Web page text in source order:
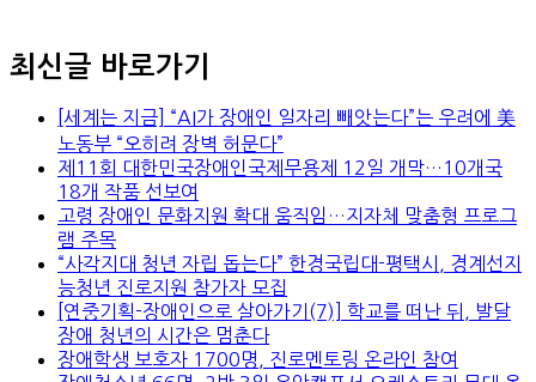
최신글 바로가기
[세계는 지금] “AI가 장애인 일자리 빼앗는다”는 우려에 美
노동부 “오히려 장벽 허문다”
제11회 대한민국장애인국제무용제 12일 개막…10개국
18개 작품 선보여
고령 장애인 문화지원 확대 움직임…지자체 맞춤형 프로그
램 주목
“사각지대 청년 자립 돕는다” 한경국립대-평택시, 경계선지
능청년 진로지원 참가자 모집
[연중기획-장애인으로 살아가기(7)] 학교를 떠난 뒤, 발달
장애 청년의 시간은 멈춘다
장애학생 보호자 1700명, 진로멘토링 온라인 참여